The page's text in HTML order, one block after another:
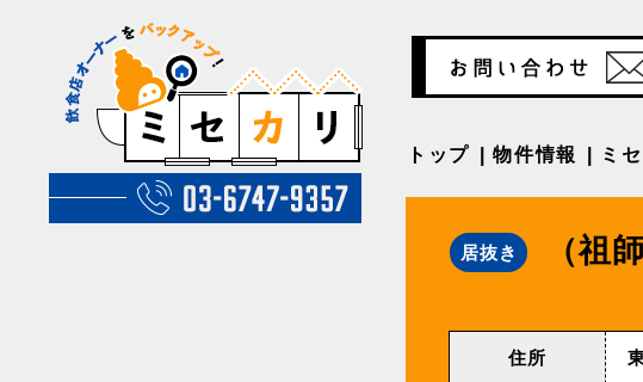
トップ 物件情報 ミ
居抜き （祖
住所